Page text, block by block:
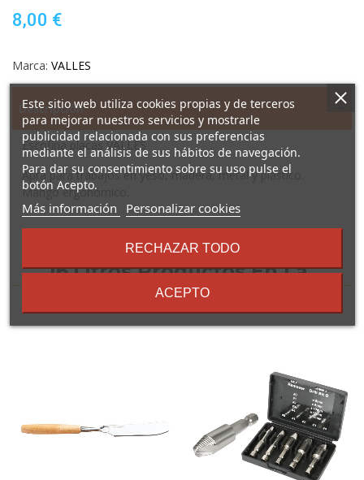
8,00 €
Marca: VALLES
Descripción
Escofina placas VALLÉS
Apta para trabajos en yeso, madera, metal y plástico.
Mango ergonómico.
16 Otros Productos En La
Misma Categoría:
Este sitio web utiliza cookies propias y de terceros
para mejorar nuestros servicios y mostrarle
publicidad relacionada con sus preferencias
mediante el análisis de sus hábitos de navegación.
Para dar su consentimiento sobre su uso pulse el
botón Acepto.
Más información
sobre
términos
condiciones
Personalizar cookies
RECHAZAR TODO
ACEPTO